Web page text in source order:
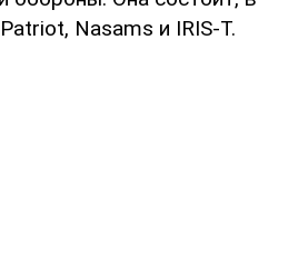
Nasams и IRIS-T.